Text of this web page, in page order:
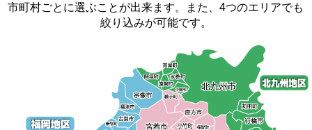
市町村ごとに選ぶことが出来ます。また、4つのエリアでも
絞り込みが可能です。